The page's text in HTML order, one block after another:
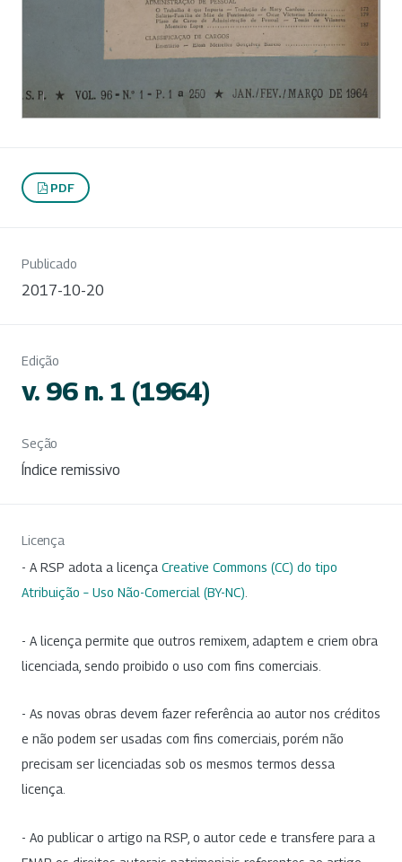
PDF
Publicado
2017-10-20
Edição
v. 96 n. 1 (1964)
Seção
Índice remissivo
Licença
- A RSP adota a licença Creative Commons (CC) do tipo
Atribuição – Uso Não-Comercial (BY-NC)
- A licença permite que outros remixem, adaptem e criem obra
licenciada, sendo proibido o uso com fins comerciais.
- As novas obras devem fazer referência ao autor nos créditos
e não podem ser usadas com fins comerciais, porém não
precisam ser licenciadas sob os mesmos termos dessa
licença.
- Ao publicar o artigo na RSP, o autor cede e transfere para a